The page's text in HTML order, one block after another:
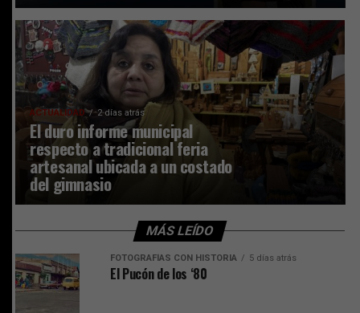
ACTUALIDAD 2 días atrás
El duro informe municipal
respecto a tradicional feria
artesanal ubicada a un costado
del gimnasio
MÁS LEÍDO
FOTOGRAFÍAS CON HISTORIA 5 días atrás
El Pucón de los ‘80